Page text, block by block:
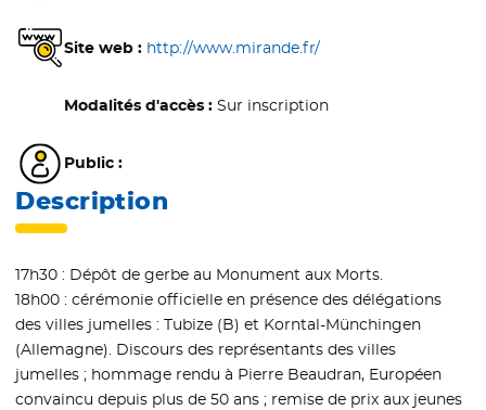
Site web : http://www.mirande.fr/
Modalités d'accès : Sur inscription
Public :
Description
17h30 : Dépôt de gerbe au Monument aux Morts.
18h00 : cérémonie officielle en présence des délégations
des villes jumelles : Tubize (B) et Korntal-Münchingen
(Allemagne). Discours des représentants des villes
jumelles ; hommage rendu à Pierre Beaudran, Européen
convaincu depuis plus de 50 ans ; remise de prix aux jeunes